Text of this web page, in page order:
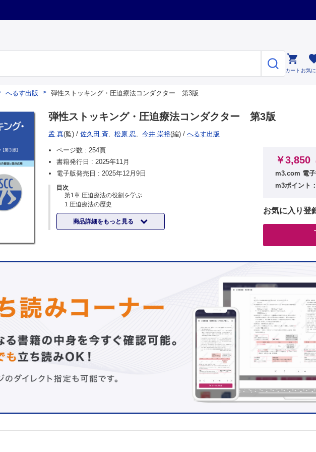

カート お気
へるす出版 弾性ストッキング・圧迫療法コンダクター 第3版
弾性ストッキング・圧迫療法コンダクター 第3版
孟 真(監) /佐久田 斉,松原 忍,今井 崇裕(編) /へるす出版
ページ数 :254頁
書籍発行日 :2025年11月
電子版発売日 :2025年12月9日
目次
第1章 圧迫療法の役割を学ぶ
1 圧迫療法の歴史
2 圧迫療法の基礎理論
3 弾性ストッキング・圧迫療法コンダクター
第2章 静脈疾患を学ぶ
Topics 1 超音波診断の進歩とバスキュラーラボ
Topics 2 災害時における弾性ストッキング
1 むくみのメカニズムと圧迫療法が有効に働く理論
2 リンパ浮腫の特徴と診断
4 廃用症候群による浮腫とその他の慢性浮腫の治療
第4章 各種圧迫装具とIPCを学ぶ
4 調節型圧迫装具
6 補助具，その他（パッド，枕子）
商品詳細をもっと見る
￥3,850
m3.com 電子
m3ポイント：
お気に入り登